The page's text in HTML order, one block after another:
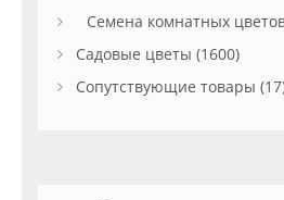
Семена комнатных
Садовые цветы (1600)
Сопутствующие товары